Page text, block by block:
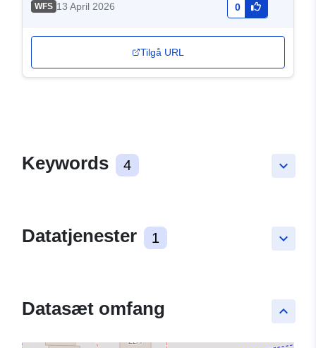
WFS 13 April 2026 0
Tilgå URL
keyboard_arrow_down
Keywords 4
keyboard_arrow_down
Datatjenester 1
keyboard_arrow_up
Datasæt omfang